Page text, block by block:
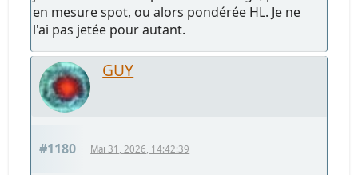
en mesure spot, ou alors pondérée HL. Je ne
l'ai pas jetée pour autant.
GUY
#1180 Mai 31, 2026, 14:42:39